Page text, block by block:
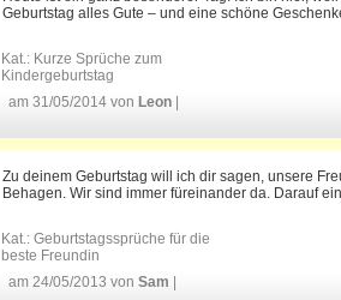
Geburtstag alles Gute – und eine schöne
Kat.: Kurze Sprüche zum
Kindergeburtstag
am 31/05/2014 von Leon
Zu deinem Geburtstag will ich dir sagen, unsere
Behagen. Wir sind immer füreinander da. Darauf
Kat.: Geburtstagssprüche für die
beste Freundin
am 24/05/2013 von Sam